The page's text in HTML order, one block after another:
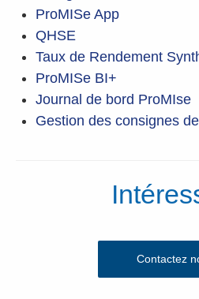
ProMISe App
QHSE
Taux de Rendement
ProMISe BI+
Journal de bord ProMIse
Gestion des consignes
Contactez